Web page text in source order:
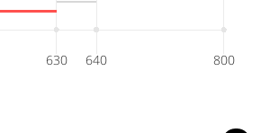
630 640 800